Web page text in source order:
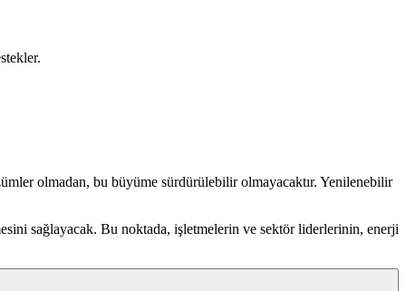
olmadan, bu büyüme sürdürülebilir olmayacaktır. Yenilenebilir
sağlayacak. Bu noktada, işletmelerin ve sektör liderlerinin, enerji